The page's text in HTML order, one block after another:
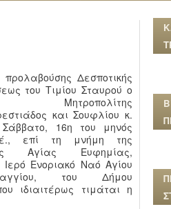
Δεσποτικής
του Τιμίου Σταυρού ο
Μητροπολίτης
και Σουφλίου κ.
16η του μηνός
επί τη μνήμη της
Αγίας Ευφημίας,
Ιερό Ενοριακό Ναό Αγίου
του Δήμου
ιδιαιτέρως τιμάται η